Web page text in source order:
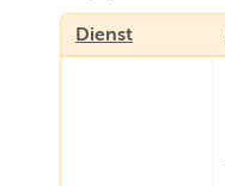
Dienst